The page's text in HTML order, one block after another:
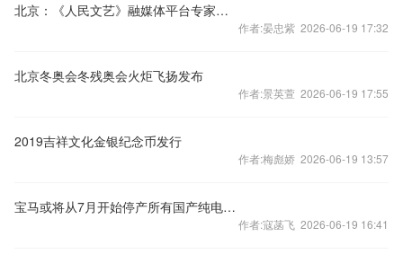
北京：《人民文艺》融媒体平台专家座谈会召开
作者:晏忠紫 2026-06-19 17:32
北京冬奥会冬残奥会火炬飞扬发布
作者:景英萱 2026-06-19 17:55
2019吉祥文化金银纪念币发行
作者:梅彪娇 2026-06-19 13:57
宝马或将从7月开始停产所有国产纯电车型，老车主权益还能保障吗？新车型值得再等等吗？
作者:寇菡飞 2026-06-19 16:41